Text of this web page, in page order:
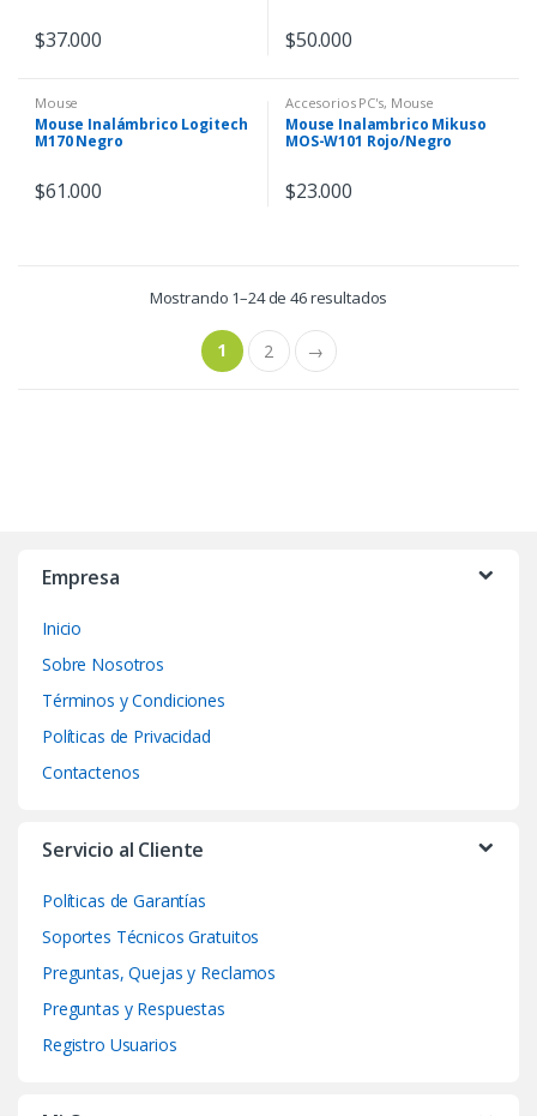
$37.000 $50.000
Mouse
Mouse Inalámbrico Logitech
M170 Negro
$61.000
Accesorios PC's, Mouse
Mouse Inalambrico Mikuso
MOS-W101 Rojo/Negro
$23.000
Mostrando 1–24 de 46 resultados
1 2 →
Empresa
Inicio
Sobre Nosotros
Términos y Condiciones
Políticas de Privacidad
Contactenos
Servicio al Cliente
Políticas de Garantías
Soportes Técnicos Gratuitos
Preguntas, Quejas y Reclamos
Preguntas y Respuestas
Registro Usuarios